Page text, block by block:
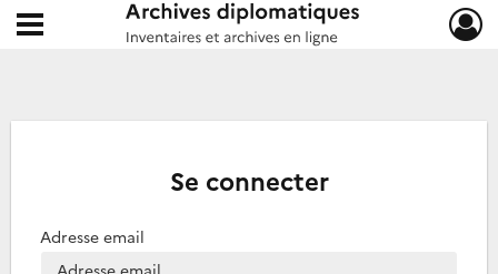
Archives diplomatiques
Ouvrir le menu déroulant
Se connecter
Adresse email